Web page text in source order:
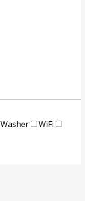
Washer
WiFi